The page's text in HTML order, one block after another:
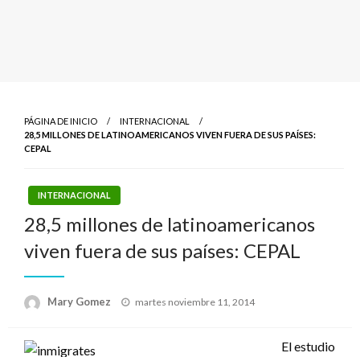
PÁGINA DE INICIO
INTERNACIONAL
28,5 MILLONES DE LATINOAMERICANOS VIVEN FUERA DE SUS PAÍSES:
CEPAL
INTERNACIONAL
28,5 millones de latinoamericanos
viven fuera de sus países: CEPAL
Mary Gomez
Publicado
martes noviembre 11, 2014
El estudio